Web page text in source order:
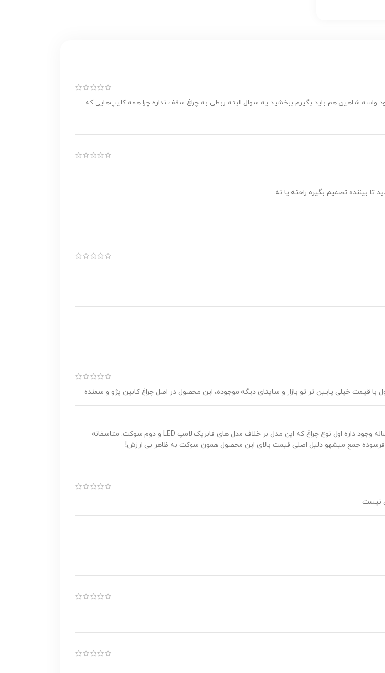
دی همین کار رو کرده بودم عالی بود واسه شاهین هم باید بگیرم ببخشید یه سوال البته ربطی به چراغ سقف نداره چرا همه کلیپ‌هایی که
تا بیننده تصمیم بگیره راحته یا نه.
قیمت خیلی پایین تر تو بازار و سایتای دیگه موجوده، این محصول در اصل چراغ کابین پژو و سمنده
سلام دوست عزیز. متشکریم از بابت بازخورد خوبی که دادید. در خصوص قیمت دوتا مساله وجود داره اول نوع چراغ که این مدل بر خلاف مدل های فابریک لامپ LED و دوم سوکت. متاسفانه
فرسوده جمع میشهو دلیل اصلی قیمت بالای این محصول همون سوکت به ظاهر بی ارزش!
نیست